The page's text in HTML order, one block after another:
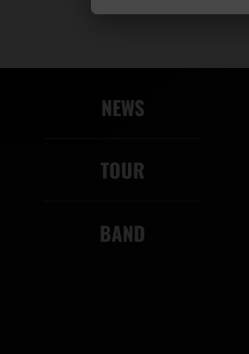
NEWS
TOUR
BAND